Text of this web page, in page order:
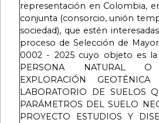
representación en Colombia,
conjunta (consorcio, unión
sociedad), que estén
proceso de Selección de
0002 - 2025 cuyo objeto es la
PERSONA NATURAL
EXPLORACIÓN
LABORATORIO DE SUELOS
PARÁMETROS DEL SUELO
PROYECTO ESTUDIOS Y